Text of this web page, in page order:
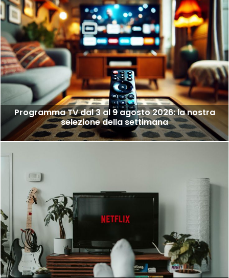
Programma TV dal 3 al 9 agosto 2026: la nostra
selezione della settimana